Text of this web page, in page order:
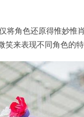
将角色还原得惟妙惟
来表现不同角色的